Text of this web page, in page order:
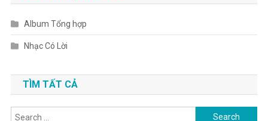
Album Tổng hợp
Nhạc Có Lời
TÌM TẤT CẢ
Search